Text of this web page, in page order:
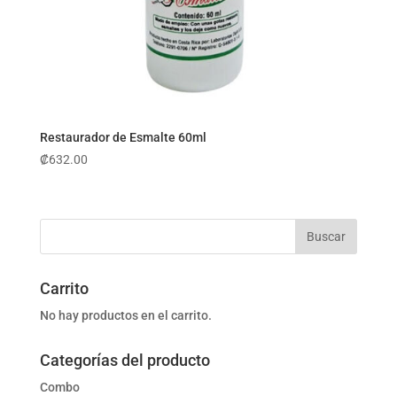
Restaurador de Esmalte 60ml
₡632.00
Carrito
No hay productos en el carrito.
Categorías del producto
Combo